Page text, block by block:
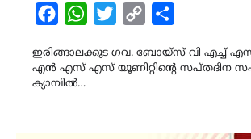
FacebookWhatsAppTwitterCopy
ഇരിങ്ങാലക്കുട ഗവ. ബോയ്സ് വി എച്ച് എസ്
എൻ എസ് എസ് യൂണിറ്റിന്റെ സപ്തദിന
ക്യാമ്പിൽ…